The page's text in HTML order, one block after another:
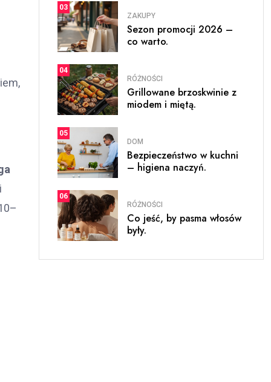
03
ZAKUPY
Sezon promocji 2026 –
co warto.
04
RÓŻNOŚCI
Grillowane brzoskwinie z
miodem i miętą.
05
DOM
Bezpieczeństwo w kuchni
– higiena naczyń.
06
RÓŻNOŚCI
Co jeść, by pasma włosów
były.